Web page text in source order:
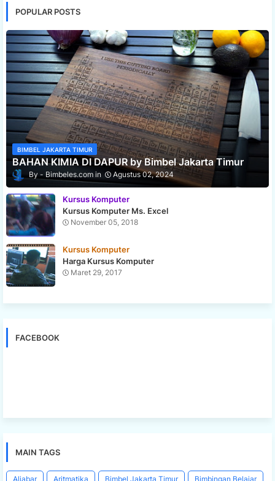
POPULAR POSTS
BIMBEL JAKARTA TIMUR
BAHAN KIMIA DI DAPUR by Bimbel Jakarta Timur
Bimbeles.com Agustus 02, 2024
Kursus Komputer
Kursus Komputer Ms. Excel
November 05, 2018
Kursus Komputer
Harga Kursus Komputer
Maret 29, 2017
FACEBOOK
MAIN TAGS
Aljabar Aritmatika Bimbel Jakarta Timur Bimbingan Belajar